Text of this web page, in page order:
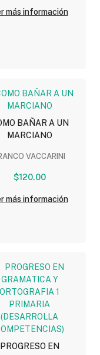
más información
BAÑAR A UN
MARCIANO
VACCARINI
$120.00
más información
PROGRESO EN